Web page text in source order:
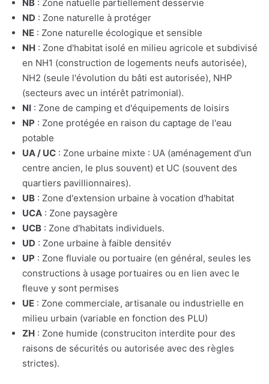
NB : Zone natuelle partiellement desservie
ND : Zone naturelle à protéger
NE : Zone naturelle écologique et sensible
NH : Zone d'habitat isolé en milieu agricole et subdivisé
en NH1 (construction de logements neufs autorisée),
NH2 (seule l'évolution du bâti est autorisée), NHP
(secteurs avec un intérêt patrimonial).
NI : Zone de camping et d'équipements de loisirs
NP : Zone protégée en raison du captage de l'eau
potable
UA / UC : Zone urbaine mixte : UA (aménagement d'un
centre ancien, le plus souvent) et UC (souvent des
quartiers pavillionnaires).
UB : Zone d'extension urbaine à vocation d'habitat
UCA : Zone paysagère
UCB : Zone d'habitats individuels.
UD : Zone urbaine à faible densitév
UP : Zone fluviale ou portuaire (en général, seules les
constructions à usage portuaires ou en lien avec le
fleuve y sont permises
UE : Zone commerciale, artisanale ou industrielle en
milieu urbain (variable en fonction des PLU)
ZH : Zone humide (construciton interdite pour des
raisons de sécurités ou autorisée avec des règles
strictes).